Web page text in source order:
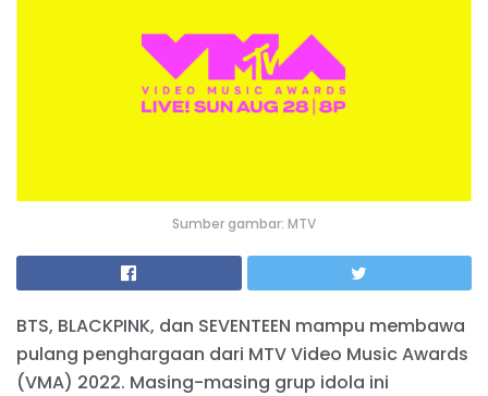
Sumber gambar: MTV
BTS, BLACKPINK, dan SEVENTEEN mampu membawa
pulang penghargaan dari MTV Video Music Awards
(VMA) 2022. Masing-masing grup idola ini